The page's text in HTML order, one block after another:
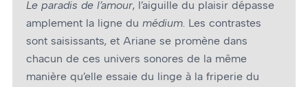
Le paradis de l’amour, l’aiguille du plaisir dépasse
amplement la ligne du médium. Les contrastes
sont saisissants, et Ariane se promène dans
chacun de ces univers sonores de la même
manière qu’elle essaie du linge à la friperie du